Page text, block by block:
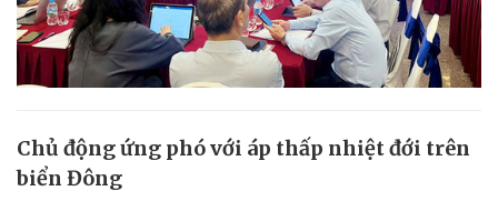
Chủ động ứng phó với áp thấp nhiệt đới trên
biển Đông